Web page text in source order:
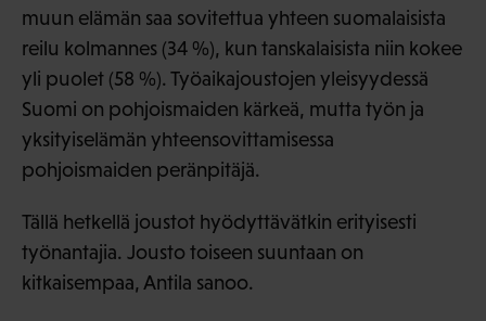
muun elämän saa sovitettua yhteen suomalaisista
reilu kolmannes (34 %), kun tanskalaisista niin kokee
yli puolet (58 %). Työaikajoustojen yleisyydessä
Suomi on pohjoismaiden kärkeä, mutta työn ja
yksityiselämän yhteensovittamisessa
pohjoismaiden peränpitäjä.
Tällä hetkellä joustot hyödyttävätkin erityisesti
työnantajia. Jousto toiseen suuntaan on
kitkaisempaa, Antila sanoo.